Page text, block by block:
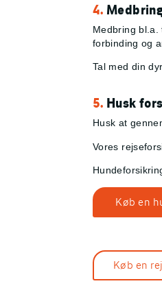
4.
Medbring
forbinding og
Tal med din
5. Husk
Husk at
Vores
Køb en
Køb en